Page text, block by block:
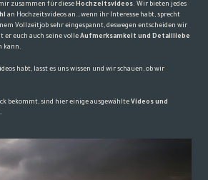
zusammen für dieseHochzeitsvideos. Wir bieten jedes
an Hochzeitsvideos an…wenn ihr Interesse habt, sprecht
Vollzeitjob sehr eingespannt, deswegen entscheiden wir
er euch auch seine volleAufmerksamkeit und Detailliebe
kann.
habt, lasst es uns wissen und wir schauen, ob wir
bekommt, sind hier einige ausgewählte Videos und